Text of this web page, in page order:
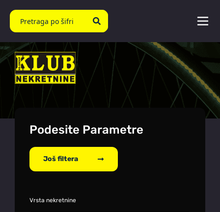
Podesite Parametre
Još filtera
Vrsta nekretnine